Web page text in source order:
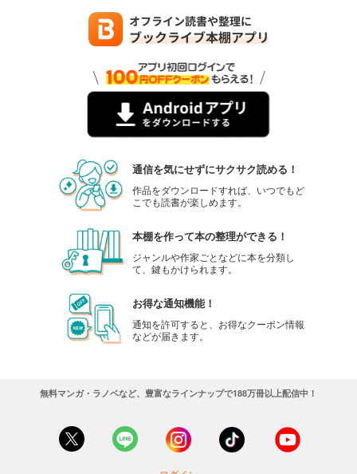
通信を気にせずにサクサク読める！
作品をダウンロードすれば、いつでもど
こでも読書が楽しめます。
本棚を作って本の整理ができる！
ジャンルや作家ごとなどに本を分類し
て、鍵もかけられます。
お得な通知機能！
通知を許可すると、お得なクーポン情報
などが届きます。
無料マンガ・ラノベなど、豊富なラインナップで188万冊以上配信中！